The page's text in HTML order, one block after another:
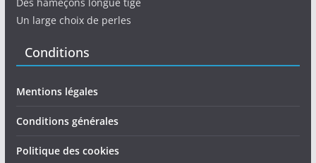
Un large choix de perles
Conditions
Mentions légales
Conditions générales
Politique des cookies